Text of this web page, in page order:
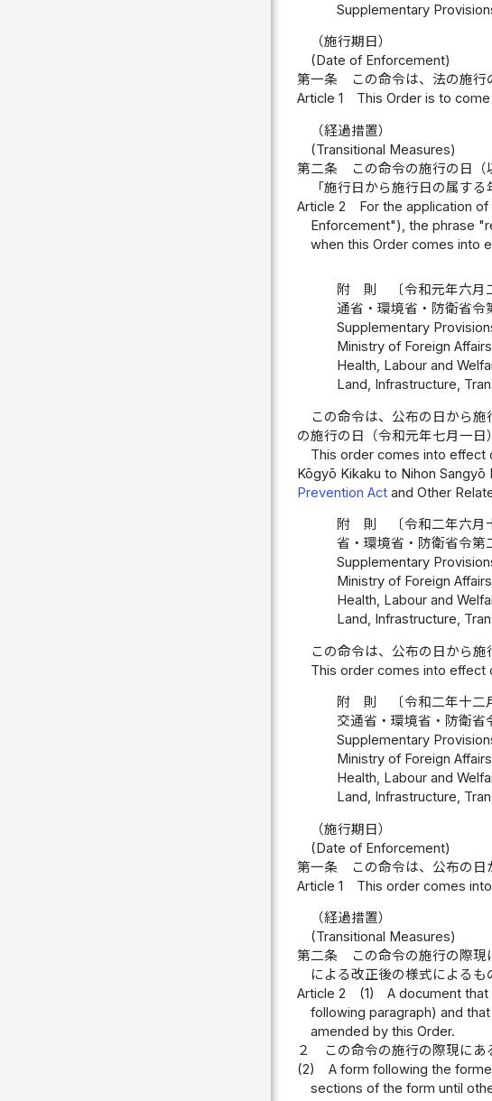
Supplementary
（施行期日）
(Date of Enforcement)
第一条
この命令は、法の施行
Article 1
This Order is to
（経過措置）
(Transitional Measures)
第二条
この命令の施行の日
「施行日から施行日の属す
Article 2
For the application
Enforcement"), the phrase
when this Order comes into
附 則 〔令和元年六月二
通省・環境省・防衛省令
Supplementary
Ministry of Foreign
Health, Labour and
Land, Infrastructure,
この命令は、公布の日から
の施行の日（令和元年七月一日
This order comes into effect
Kōgyō Kikaku to Nihon
Prevention Act and Other
附 則 〔令和二年六月十
省・環境省・防衛省令第
Supplementary
Ministry of Foreign
Health, Labour and
Land, Infrastructure,
この命令は、公布の日から施
This order comes into effect
附 則 〔令和二年十二月
交通省・環境省・防衛省
Supplementary
Ministry of Foreign
Health, Labour and
Land, Infrastructure,
（施行期日）
(Date of Enforcement)
第一条
この命令は、公布の日
Article 1
This order comes
（経過措置）
(Transitional Measures)
第二条
この命令の施行の際
による改正後の様式によるも
Article 2
(1)
A document
following paragraph) and
amended by this Order.
２
この命令の施行の際現に
(2)
A form following the
sections of the form until